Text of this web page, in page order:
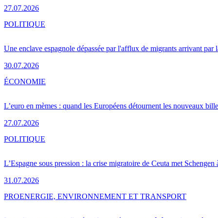
27.07.2026
Une enclave espagnole dépassée par l'afflux de migrants arrivant par
30.07.2026
POLITIQUE
L’euro en mèmes : quand les Européens détournent les nouveaux
27.07.2026
ÉCONOMIE
L’Espagne sous pression : la crise migratoire de Ceuta met Schengen
31.07.2026
POLITIQUE
PROENERGIE, ENVIRONNEMENT ET TRANSPORT